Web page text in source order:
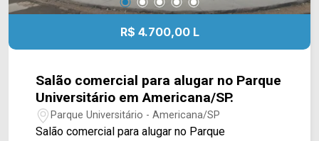
visita!! WhatsApp e Telefone: 19 3475-4546
ARBIX IMÓVEIS - Presente em cada mudança!
R$ 4.700,00 L
Salão comercial para alugar no Parque
Universitário em Americana/SP.
Parque Universitário - Americana/SP
Salão comercial para alugar no Parque